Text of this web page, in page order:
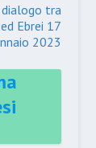
tra
Ebrei 17
2023